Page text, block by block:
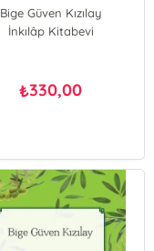
Bige Güven Kızılay
İnkılâp Kitabevi
₺330,00